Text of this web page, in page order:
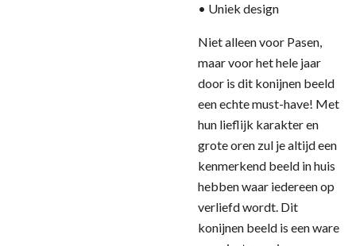
• Uniek design
Niet alleen voor Pasen,
maar voor het hele jaar
door is dit konijnen beeld
een echte must-have! Met
hun lieflijk karakter en
grote oren zul je altijd een
kenmerkend beeld in huis
hebben waar iedereen op
verliefd wordt. Dit
konijnen beeld is een ware